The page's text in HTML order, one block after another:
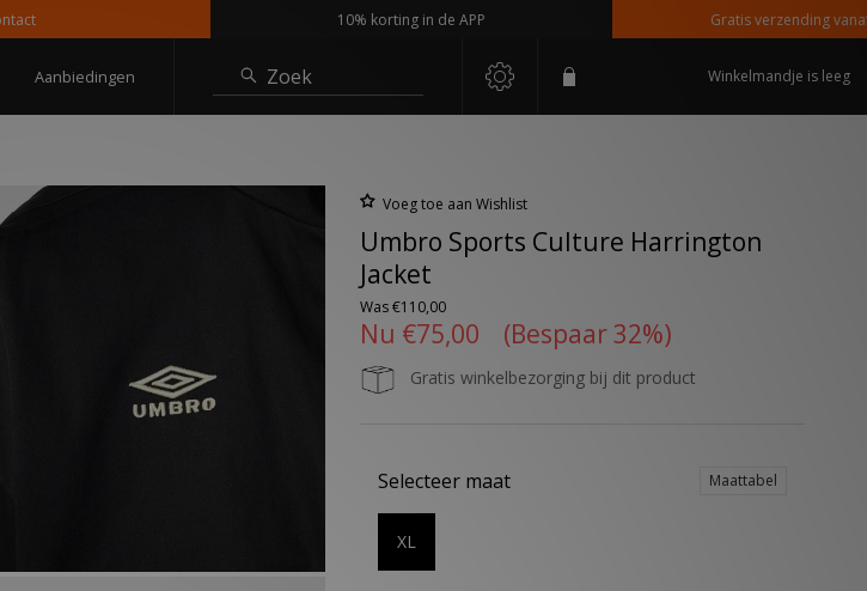
10% korting in de APP Gratis verzending vanaf
Aanbiedingen Zoek Winkelmandje is leeg
Voeg toe aan Wishlist
Umbro Sports Culture Harrington
Jacket
Was€110,00
Nu €75,00 (Bespaar 32%)
Gratis winkelbezorging bij dit product
Selecteer maat Maattabel
XL